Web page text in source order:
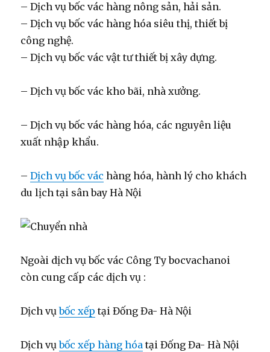
– Dịch vụ bốc vác hàng nông sản, hải sản.
– Dịch vụ bốc vác hàng hóa siêu thị, thiết bị
công nghệ.
– Dịch vụ bốc vác vật tư thiết bị xây dựng.
– Dịch vụ bốc vác kho bãi, nhà xưởng.
– Dịch vụ bốc vác hàng hóa, các nguyên liệu
xuất nhập khẩu.
–Dịch vụ bốc vác hàng hóa, hành lý cho khách
du lịch tại sân bay Hà Nội
Ngoài dịch vụ bốc vác Công Ty bocvachanoi
còn cung cấp các dịch vụ :
Dịch vụbốc xếp tại Đống Đa- Hà Nội
Dịch vụbốc xếp hàng hóa tại Đống Đa- Hà Nội